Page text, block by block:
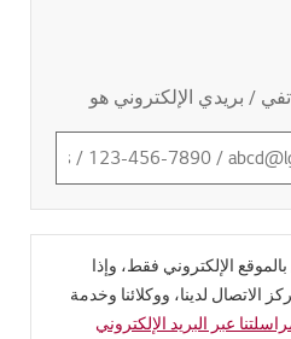
/ بريدي الإلكتروني هو
الإلكتروني فقط، وإذا
لدينا، ووكلائنا وخدمة
عبر البريد الإلكتروني